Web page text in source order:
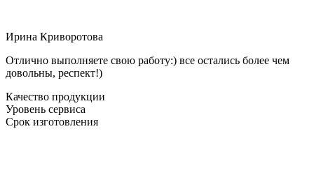
Ирина Криворотова
Отлично выполняете свою работу:) все остались более чем
довольны, респект!)
Качество продукции
Уровень сервиса
Срок изготовления